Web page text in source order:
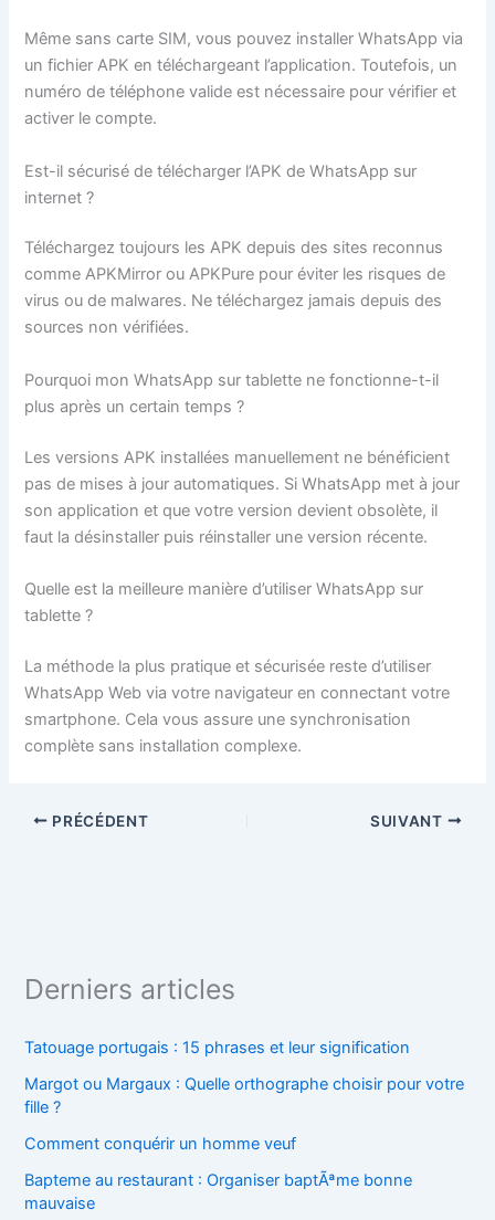
Même sans carte SIM, vous pouvez installer WhatsApp via
un fichier APK en téléchargeant l’application. Toutefois, un
numéro de téléphone valide est nécessaire pour vérifier et
activer le compte.
Est-il sécurisé de télécharger l’APK de WhatsApp sur
internet ?
Téléchargez toujours les APK depuis des sites reconnus
comme APKMirror ou APKPure pour éviter les risques de
virus ou de malwares. Ne téléchargez jamais depuis des
sources non vérifiées.
Pourquoi mon WhatsApp sur tablette ne fonctionne-t-il
plus après un certain temps ?
Les versions APK installées manuellement ne bénéficient
pas de mises à jour automatiques. Si WhatsApp met à jour
son application et que votre version devient obsolète, il
faut la désinstaller puis réinstaller une version récente.
Quelle est la meilleure manière d’utiliser WhatsApp sur
tablette ?
La méthode la plus pratique et sécurisée reste d’utiliser
WhatsApp Web via votre navigateur en connectant votre
smartphone. Cela vous assure une synchronisation
complète sans installation complexe.
PRÉCÉDENT SUIVANT
Derniers articles
Tatouage portugais : 15 phrases et leur signification
Margot ou Margaux : Quelle orthographe choisir pour votre
fille ?
Comment conquérir un homme veuf
Bapteme au restaurant : Organiser baptÃªme bonne
mauvaise